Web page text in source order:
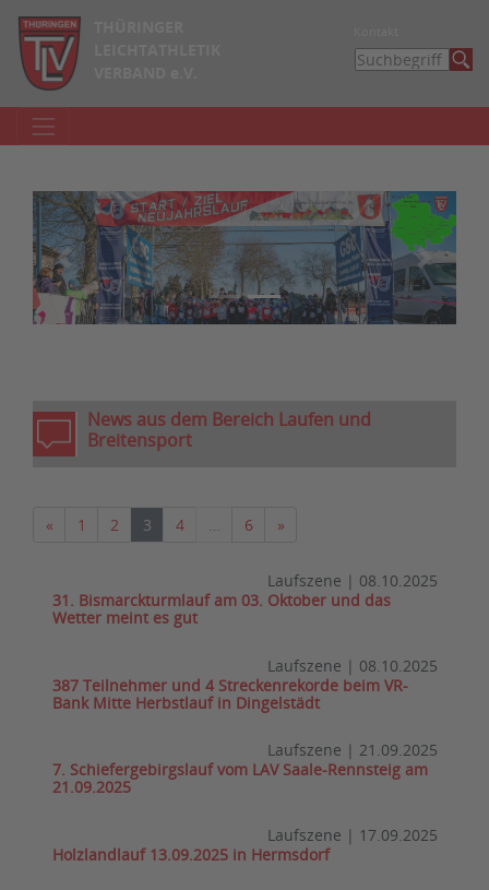
zurück weiter
News aus dem Bereich Laufen und
Breitensport
«Vorherige
1 2 3 4 6 »Nächste
Laufszene | 08.10.2025
31. Bismarckturmlauf am 03. Oktober und das
Wetter meint es gut
Laufszene | 08.10.2025
387 Teilnehmer und 4 Streckenrekorde beim VR-
Bank Mitte Herbstlauf in Dingelstädt
Laufszene | 21.09.2025
7. Schiefergebirgslauf vom LAV Saale-Rennsteig am
21.09.2025
Laufszene | 17.09.2025
Holzlandlauf 13.09.2025 in Hermsdorf